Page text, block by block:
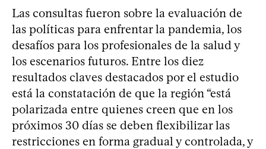
Las consultas fueron sobre la evaluación de
las políticas para enfrentar la pandemia, los
desafíos para los profesionales de la salud y
los escenarios futuros. Entre los diez
resultados claves destacados por el estudio
está la constatación de que la región “está
polarizada entre quienes creen que en los
próximos 30 días se deben flexibilizar las
restricciones en forma gradual y controlada, y